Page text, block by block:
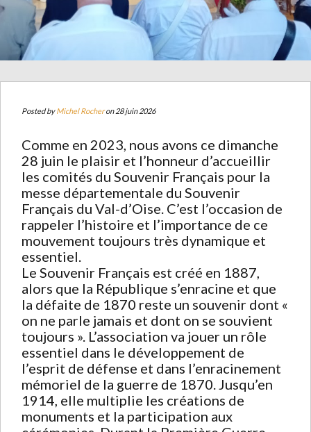
Posted byMichel Rocheron 28 juin 2026
Comme en 2023, nous avons ce dimanche
28 juin le plaisir et l’honneur d’accueillir
les comités du Souvenir Français pour la
messe départementale du Souvenir
Français du Val-d’Oise. C’est l’occasion de
rappeler l’histoire et l’importance de ce
mouvement toujours très dynamique et
essentiel.
Le Souvenir Français est créé en 1887,
alors que la République s’enracine et que
la défaite de 1870 reste un souvenir dont «
on ne parle jamais et dont on se souvient
toujours ». L’association va jouer un rôle
essentiel dans le développement de
l’esprit de défense et dans l’enracinement
mémoriel de la guerre de 1870. Jusqu’en
1914, elle multiplie les créations de
monuments et la participation aux